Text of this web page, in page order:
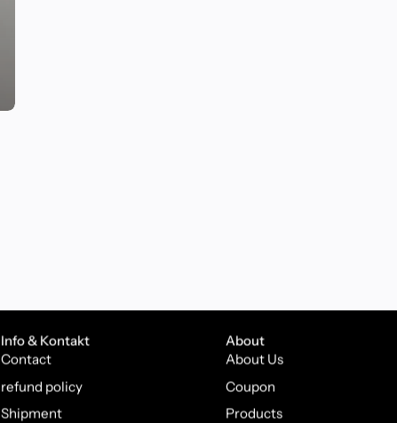
Info & Kontakt
Contact
refund policy
Shipment
About
About Us
Coupon
Products